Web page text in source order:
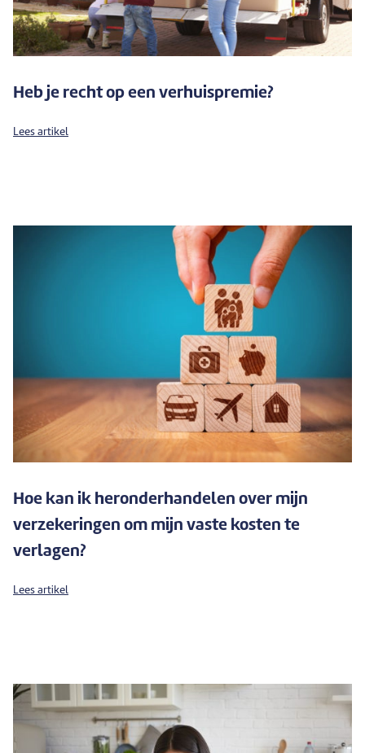
Heb je recht op een verhuispremie?
Lees artikel
Hoe kan ik heronderhandelen over mijn
verzekeringen om mijn vaste kosten te
verlagen?
Lees artikel